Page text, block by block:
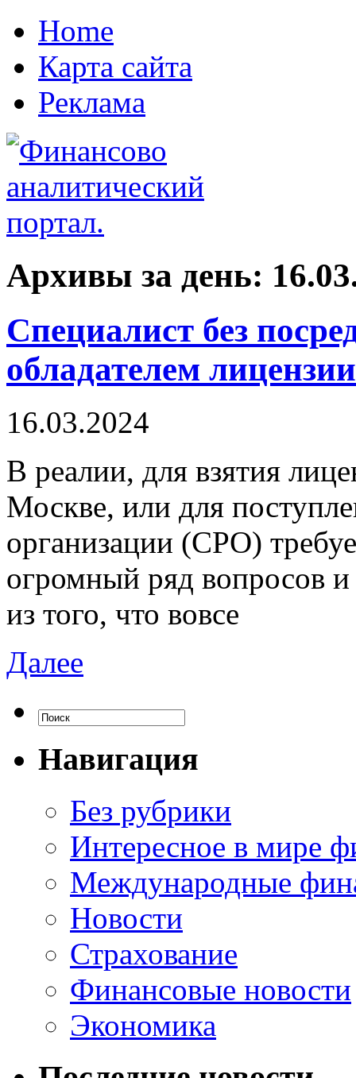
Home
Карта сайта
Реклама
Архивы за день:
Специалист без
обладателем
16.03.2024
В рeaлии, для взятия
Москве, или для
организации (СРО)
огромный ряд вопросов
из того, что вовсе
Далее
Навигация
Без рубрики
Интересное в мире
Международные
Новости
Страхование
Финансовые новости
Экономика